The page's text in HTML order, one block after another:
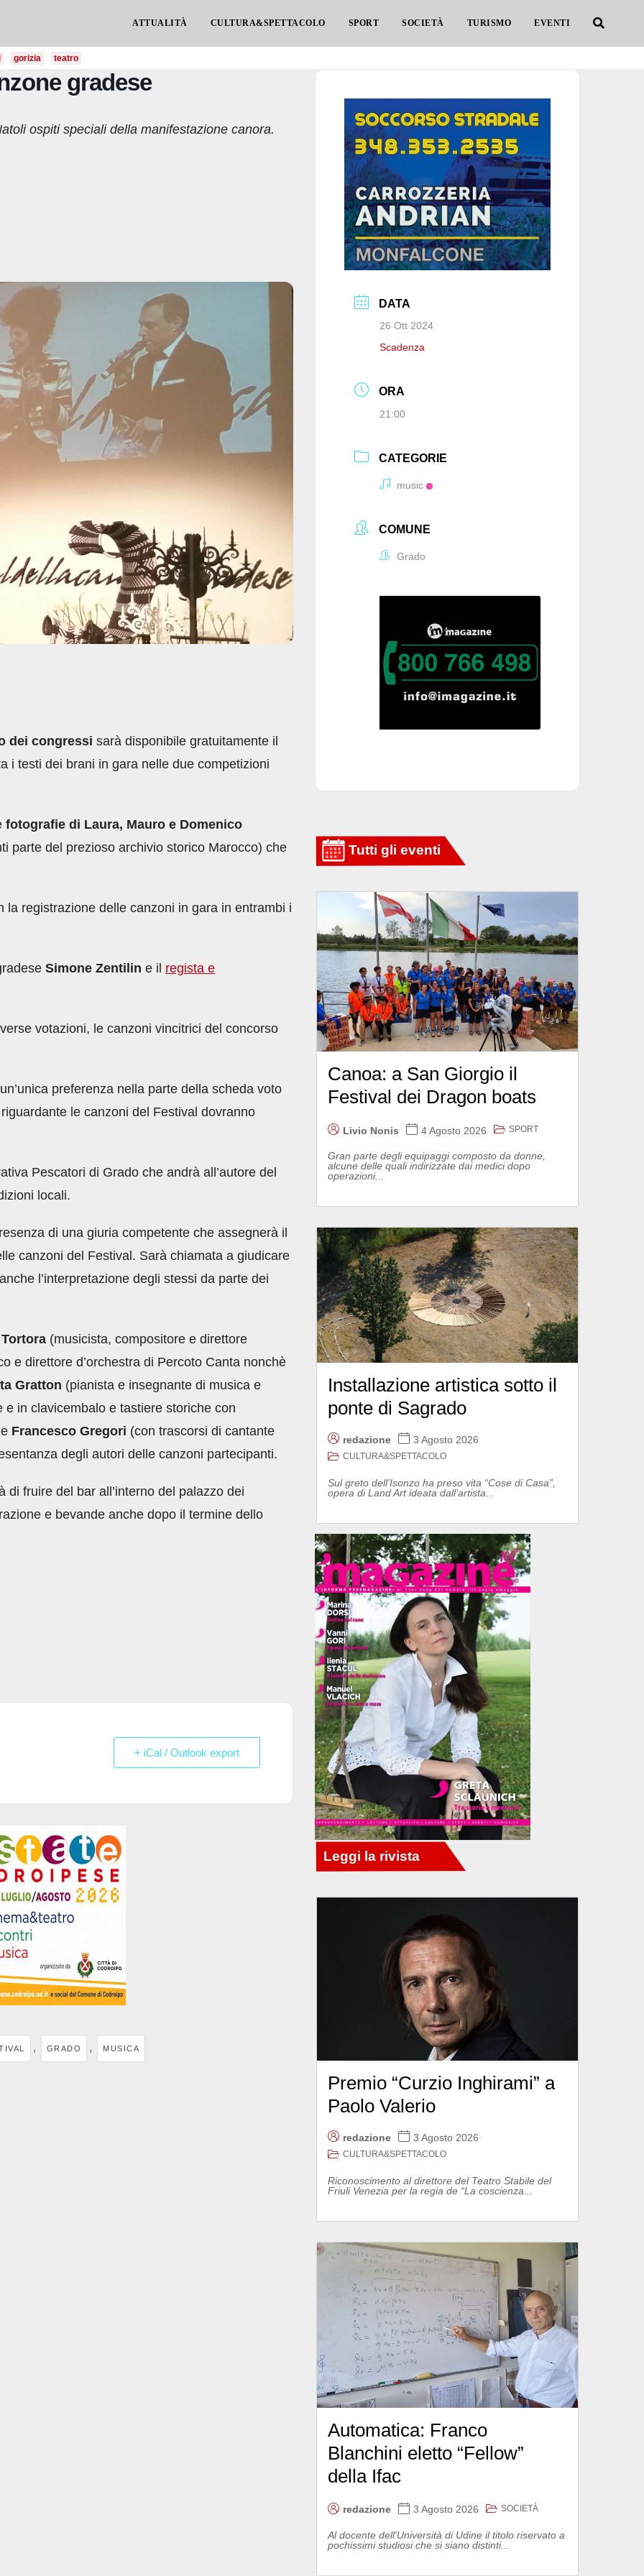
ATTUALITÀ CULTURA&SPETTACOLO SPORT SOCIETÀ TURISMO EVENTI
gorizia teatro
gradese
ospiti speciali della manifestazione canora.
dei congressi sarà disponibile gratuitamente il
i testi dei brani in gara nelle due competizioni
fotografie di Laura, Mauro e Domenico
parte del prezioso archivio storico Marocco) che
registrazione delle canzoni in gara in entrambi i
Simone Zentilin e il regista e
votazioni, le canzoni vincitrici del concorso
preferenza nella parte della scheda voto
le canzoni del Festival dovranno
Pescatori di Grado che andrà all’autore del
locali.
di una giuria competente che assegnerà il
canzoni del Festival. Sarà chiamata a giudicare
l’interpretazione degli stessi da parte dei
(musicista, compositore e direttore
e direttore d’orchestra di Percoto Canta nonchè
Gratton (pianista e insegnante di musica e
e in clavicembalo e tastiere storiche con
Francesco Gregori (con trascorsi di cantante
degli autori delle canzoni partecipanti.
di fruire del bar all’interno del palazzo dei
e bevande anche dopo il termine dello
+ iCal / Outlook export
, GRADO , MUSICA
DATA
26 Ott 2024
Scadenza
ORA
21:00
CATEGORIE
music
COMUNE
Grado
Canoa: a San Giorgio il
Festival dei Dragon boats
Livio Nonis 4 Agosto 2026 SPORT
Gran parte degli equipaggi composto da donne,
alcune delle quali indirizzate dai medici dopo
operazioni...
Installazione artistica sotto il
ponte di Sagrado
redazione 3 Agosto 2026
CULTURA&SPETTACOLO
Sul greto dell’Isonzo ha preso vita “Cose di Casa”,
opera di Land Art ideata dall’artista...
Premio “Curzio Inghirami” a
Paolo Valerio
redazione 3 Agosto 2026
CULTURA&SPETTACOLO
Riconoscimento al direttore del Teatro Stabile del
Friuli Venezia per la regia de “La coscienza...
Automatica: Franco
Blanchini eletto “Fellow”
della Ifac
redazione 3 Agosto 2026 SOCIETÀ
Al docente dell'Università di Udine il titolo riservato a
pochissimi studiosi che si siano distinti...